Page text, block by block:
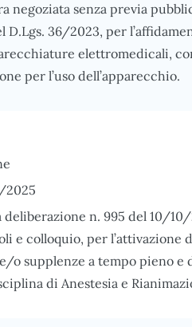
negoziata senza previa
D.Lgs. 36/2023, per
elettromedicali,
per l’uso dell’apparecchio.
2025
deliberazione n. 995 del 10/
e colloquio, per l’attivazione
o supplenze a tempo pieno e
di Anestesia e